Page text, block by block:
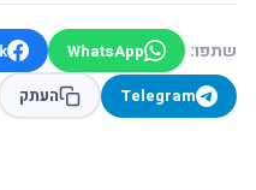
שתפו: WhatsApp
Telegram
העתק